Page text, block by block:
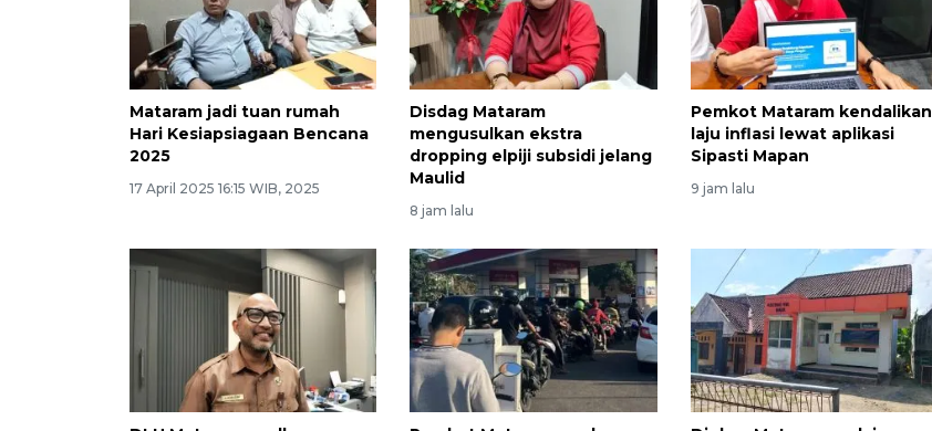
Mataram jadi tuan rumah
Hari Kesiapsiagaan Bencana
2025
17 April 2025 16:15 WIB, 2025
Disdag Mataram
mengusulkan ekstra
dropping elpiji subsidi jelang
Maulid
8 jam lalu
Pemkot Mataram kendalikan
laju inflasi lewat aplikasi
Sipasti Mapan
9 jam lalu
Ekonomi triwulan II-2026
tumbuh 5,29 persen